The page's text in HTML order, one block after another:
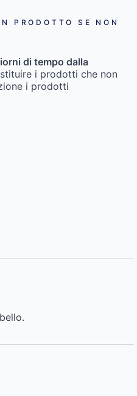
PRODOTTO SE NON
di tempo dalla
i prodotti che non
i prodotti